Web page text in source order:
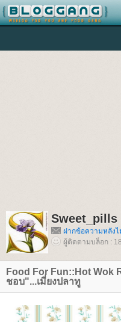
Sweet_pills
ฝากข้อความหลังไ
ผู้ติดตามบล็อก :
Food For Fun::Hot Wok
ชอบ"...เมี่ยงปลาทู